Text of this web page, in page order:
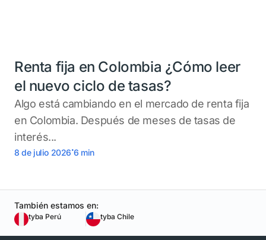
Renta fija en Colombia ¿Cómo leer
el nuevo ciclo de tasas?
Algo está cambiando en el mercado de renta fija
en Colombia. Después de meses de tasas de
interés...
8 de julio 2026.6 min
También estamos en:
tyba Perú tyba Chile